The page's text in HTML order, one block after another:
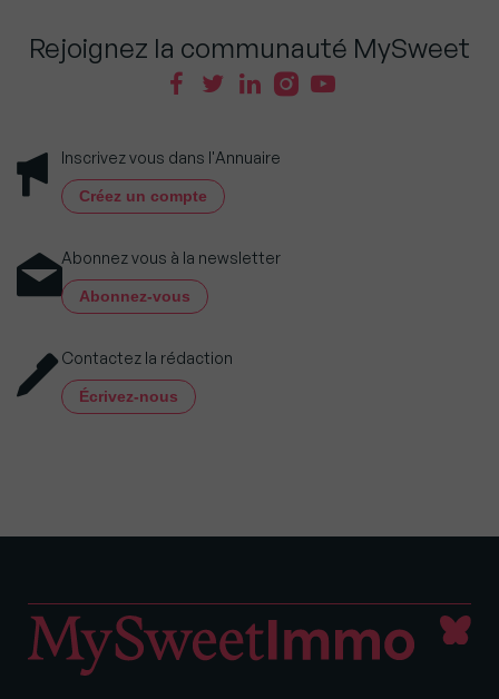
Rejoignez la communauté MySweet
Inscrivez vous dans l'Annuaire
Créez un compte
Abonnez vous à la newsletter
Abonnez-vous
Contactez la rédaction
Écrivez-nous